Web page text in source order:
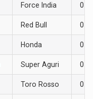
Force India 0
Red Bull 0
Honda 0
Super Aguri 0
Toro Rosso 0